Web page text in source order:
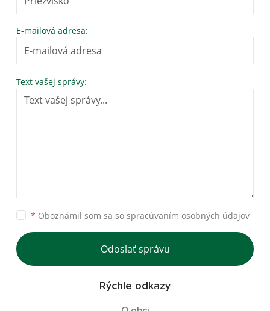
E-mailová adresa:
Text vašej správy:
* Oboznámil som sa so spracúvaním osobných údajov
Odoslať správu
Rýchle odkazy